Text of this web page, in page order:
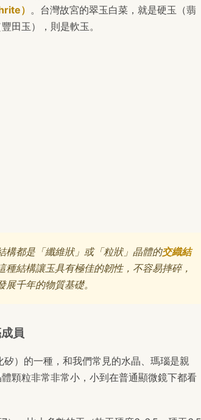
） 。台灣故宮的翠玉白菜，就是硬玉（翡
田玉），則是軟玉。
構都是「纖維狀」或「粒狀」晶體的交織結
結構讓玉具有極佳的韌性，不容易摔碎，
千年的物質基礎。
員
）的一種，和我們常見的水晶、瑪瑙是親
顆粒非常非常小，小到在普通顯微鏡下都看